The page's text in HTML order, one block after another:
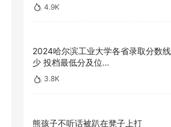
4.9K
2024哈尔滨工业大学各省录取分数
少 投档最低分及位…
3.8K
熊孩子不听话被趴在凳子上打